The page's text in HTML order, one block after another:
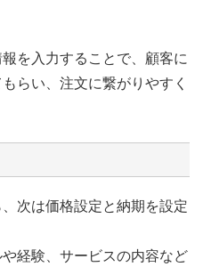
を入力することで、顧客に
らい、注文に繋がりやすく
次は価格設定と納期を設定
経験、サービスの内容など